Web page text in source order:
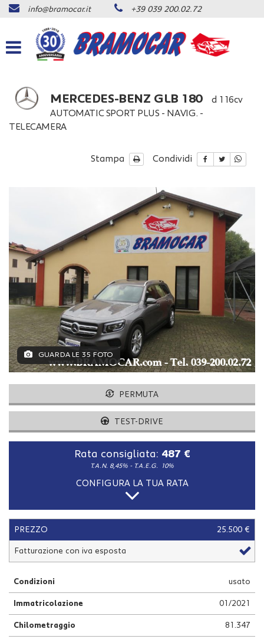
info@bramocar.it +39 039 200.02.72
MERCEDES-BENZ GLB 180
d 116cv
AUTOMATIC SPORT PLUS - NAVIG. -
TELECAMERA
Stampa Condividi
GUARDA LE 35 FOTO
PERMUTA
TEST-DRIVE
Rata consigliata: 487 €
T.A.N. 8,45% - T.A.E.G. 10%
CONFIGURA LA TUA RATA
PREZZO 25.500 €
Fatturazione con iva esposta
Condizioni usato
Immatricolazione 01/2021
Chilometraggio 81.347
preferenze
di
Il
seguente
ti
tecnologie
di
tracciamento
che
per
offrire
le
funzionalità
e
svolgere
le
attività
seguito
Per
di
questi
strumenti
di
rimanda
cookie
policy.